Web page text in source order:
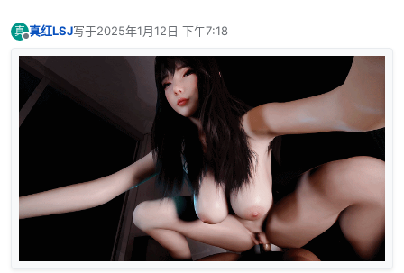
真 真红LSJ写于2025年1月12日 下午7:18
最后由 编辑